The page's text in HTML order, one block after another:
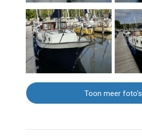
Toon meer foto's